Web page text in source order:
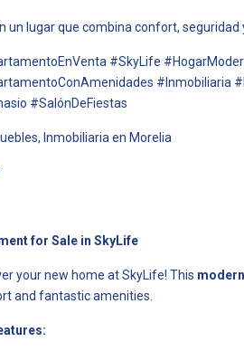
un lugar que combina confort, seguridad
#SkyLife
#Inmobiliaria
#SalónDeFiestas
Inmobiliaria en Morelia
for Sale in SkyLife
your new home at SkyLife! This
and fantastic amenities.